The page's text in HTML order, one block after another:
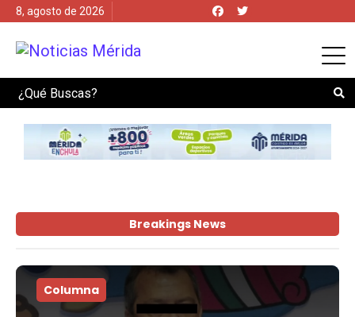
8, agosto de 2026
Search
Breakings News
Columna